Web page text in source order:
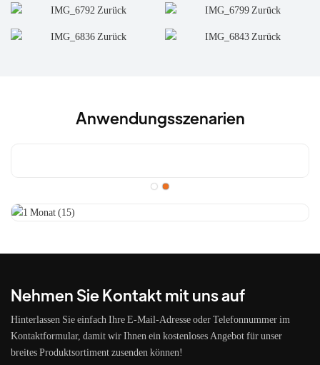
Anwendungsszenarien
Nehmen Sie Kontakt mit uns auf
Hinterlassen Sie einfach Ihre E-Mail-Adresse oder Telefonnummer im
Kontaktformular, damit wir Ihnen ein kostenloses Angebot für unser
breites Produktsortiment zusenden können!